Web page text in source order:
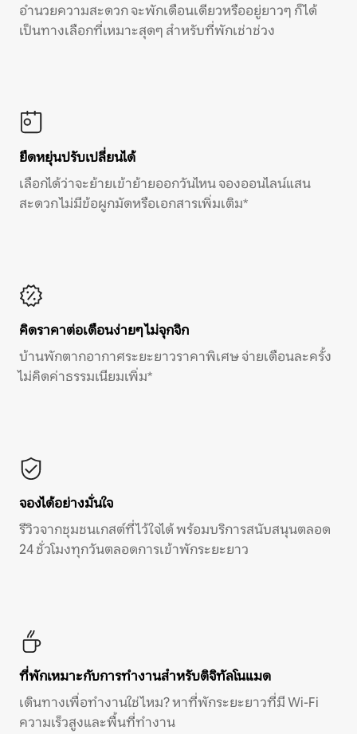
อำนวยความสะดวก จะพักเดือนเดียวหรืออยู่ยาวๆ ก็ได้
เป็นทางเลือกที่เหมาะสุดๆ สำหรับที่พักเช่าช่วง
ยืดหยุ่นปรับเปลี่ยนได้
เลือกได้ว่าจะย้ายเข้าย้ายออกวันไหน จองออนไลน์แสน
สะดวก ไม่มีข้อผูกมัดหรือเอกสารเพิ่มเติม*
คิดราคาต่อเดือนง่ายๆ ไม่จุกจิก
บ้านพักตากอากาศระยะยาวราคาพิเศษ จ่ายเดือนละครั้ง
ไม่คิดค่าธรรมเนียมเพิ่ม*
จองได้อย่างมั่นใจ
รีวิวจากชุมชนเกสต์ที่ไว้ใจได้ พร้อมบริการสนับสนุนตลอด
24 ชั่วโมงทุกวันตลอดการเข้าพักระยะยาว
ที่พักเหมาะกับการทำงานสำหรับดิจิทัลโนแมด
เดินทางเพื่อทำงานใช่ไหม? หาที่พักระยะยาวที่มี Wi-Fi
ความเร็วสูงและพื้นที่ทำงาน